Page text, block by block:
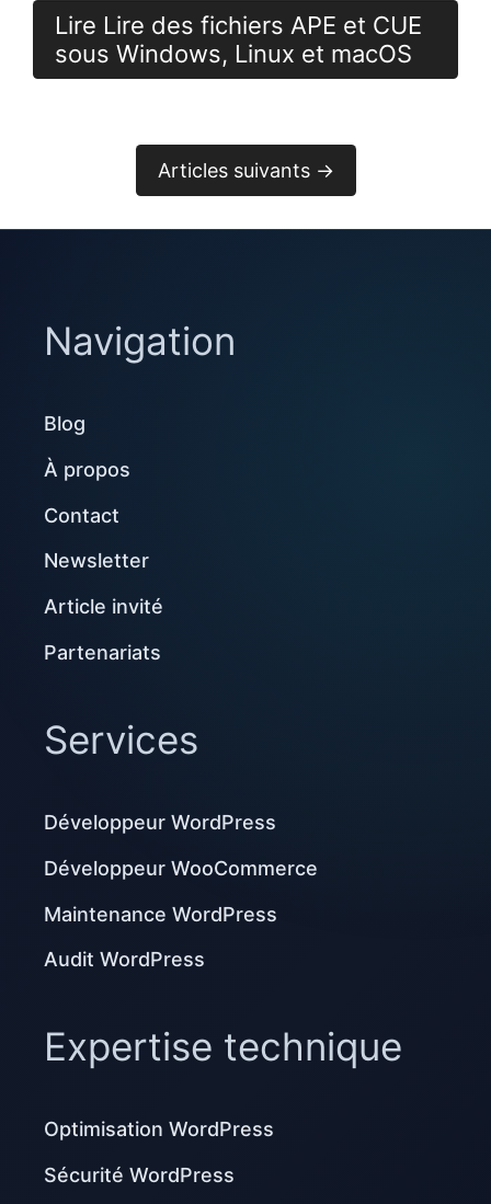
Lire Lire des fichiers APE et CUE
sous Windows, Linux et macOS
Articles suivants →
Navigation
Blog
À propos
Contact
Newsletter
Article invité
Partenariats
Services
Développeur WordPress
Développeur WooCommerce
Maintenance WordPress
Audit WordPress
Expertise technique
Optimisation WordPress
Sécurité WordPress